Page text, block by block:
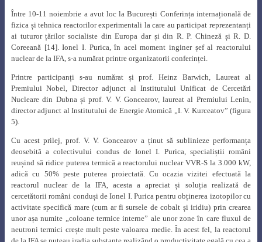
Între 10-11 noiembrie a avut loc la București Conferința internațională de
fizica și tehnica reactorilor experimentali la care au participat reprezentanți
ai tuturor țărilor socialiste din Europa dar și din R. P. Chineză și R. D.
Coreeană [14]. Ionel I. Purica, în acel moment inginer șef al reactorului
nuclear de la IFA, s-a numărat printre organizatorii conferinței.
Printre participanți s-au numărat și prof. Heinz Barwich, Laureat al
Premiului Nobel, Director adjunct al Institutului Unificat de Cercetări
Nucleare din Dubna și prof. V. V. Goncearov, laureat al Premiului Lenin,
director adjunct al Institutului de Energie Atomică „I. V. Kurceatov” (figura
5).
Cu acest prilej, prof. V. V. Goncearov a ținut să sublinieze performanța
deosebită a colectivului condus de Ionel I. Purica, specialiștii români
reușind să ridice puterea termică a reactorului nuclear VVR-S la 3.000 kW,
adică cu 50% peste puterea proiectată. Cu ocazia vizitei efectuată la
reactorul nuclear de la IFA, acesta a apreciat și soluția realizată de
cercetătorii români conduși de Ionel I. Purica pentru obținerea izotopilor cu
activitate specifică mare (cum ar fi sursele de cobalt și iridiu) prin crearea
unor așa numite „coloane termice interne” ale unor zone în care fluxul de
neutroni termici crește mult peste valoarea medie. În acest fel, la reactorul